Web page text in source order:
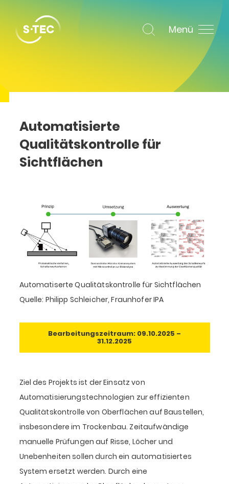
Menü
Automatisierte
Qualitätskontrolle für
Sichtflächen
Automatiserte Qualitätskontrolle für Sichtflächen
Quelle: Philipp Schleicher, Fraunhofer IPA
Bearbeitungszeitraum: 09.10.2025 –
31.12.2025
Ziel des Projekts ist der Einsatz von
Automatisierungstechnologien zur effizienten
Qualitätskontrolle von Oberflächen auf Baustellen,
insbesondere im Trockenbau. Zeitaufwändige
manuelle Prüfungen auf Risse, Löcher und
Unebenheiten sollen durch ein automatisiertes
System ersetzt werden. Durch eine